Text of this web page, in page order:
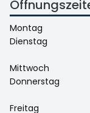
Montag
Dienstag
Mittwoch
Donnerstag
Freitag